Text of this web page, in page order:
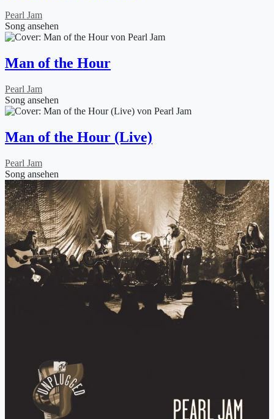
Pearl Jam
Song ansehen
Man of the Hour
Pearl Jam
Song ansehen
Man of the Hour (Live)
Pearl Jam
Song ansehen